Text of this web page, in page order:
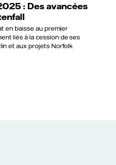
: Des avancées
en baisse au premier
liés à la cession de ses
et aux projets Norfolk